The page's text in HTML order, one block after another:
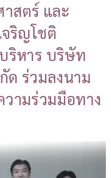
สตร์ และ
ริญโชติ
ริหาร บริษัท
ด ร่วมลงนาม
ามร่วมมือทาง